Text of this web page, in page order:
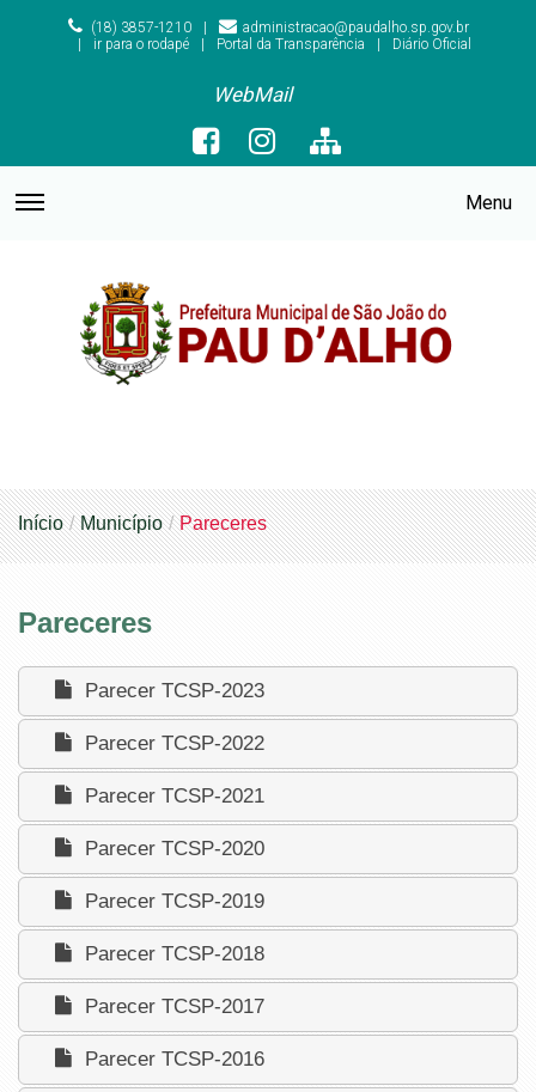
(18) 3857-1210
administracao@paudalho.sp.gov.br
ir para o rodapé
Portal da Transparência Diário Oficial
WebMail
Menu
Início Município Pareceres
Pareceres
Parecer TCSP-2023
Parecer TCSP-2022
Parecer TCSP-2021
Parecer TCSP-2020
Parecer TCSP-2019
Parecer TCSP-2018
Parecer TCSP-2017
Parecer TCSP-2016